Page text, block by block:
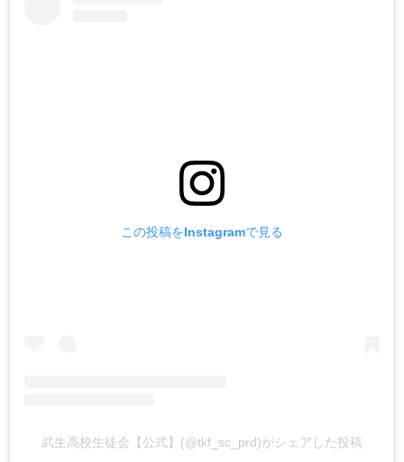
この投稿をInstagramで見る
武生高校生徒会【公式】(@tkf_sc_prd)がシェアした投稿